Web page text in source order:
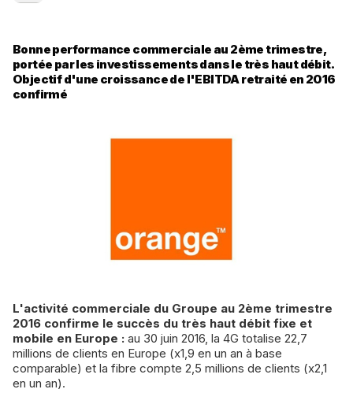
Bonne performance commerciale au 2ème trimestre,
portée par les investissements dans le très haut débit.
Objectif d'une croissance de l'EBITDA retraité en 2016
confirmé
L'activité commerciale du Groupe au 2ème trimestre
2016 confirme le succès du très haut débit fixe et
mobile en Europe : au 30 juin 2016, la 4G totalise 22,7
millions de clients en Europe (x1,9 en un an à base
comparable) et la fibre compte 2,5 millions de clients (x2,1
en un an).